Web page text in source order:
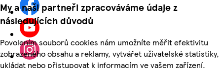
My a naši partneři zpracováváme údaje z
následujících důvodů
Povolením souborů cookies nám umožníte měřit efektivitu
zobrazeného obsahu a reklamy, vytvářet uživatelské statistiky,
ukládat nebo přistupovat k informacím ve vašem zařízení,